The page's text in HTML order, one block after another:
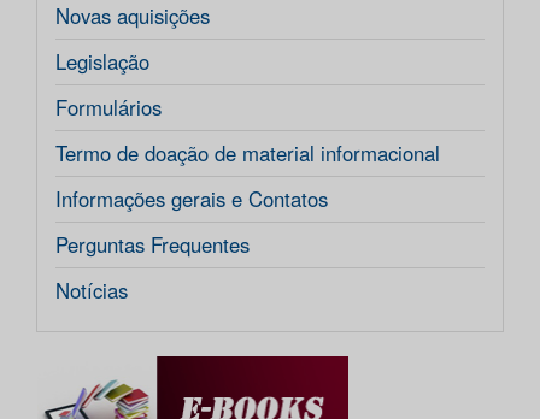
Novas aquisições
Legislação
Formulários
Termo de doação de material informacional
Informações gerais e Contatos
Perguntas Frequentes
Notícias